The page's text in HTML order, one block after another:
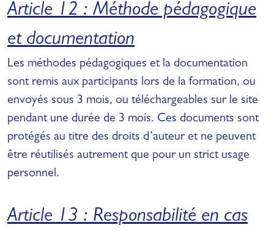
Article 12 : Méthode pédagogique
et documentation
Les méthodes pédagogiques et la documentation
sont remis aux participants lors de la formation, ou
envoyés sous 3 mois, ou téléchargeables sur le site
pendant une durée de 3 mois. Ces documents sont
protégés au titre des droits d’auteur et ne peuvent
être réutilisés autrement que pour un strict usage
personnel.
Article 13 : Responsabilité en cas